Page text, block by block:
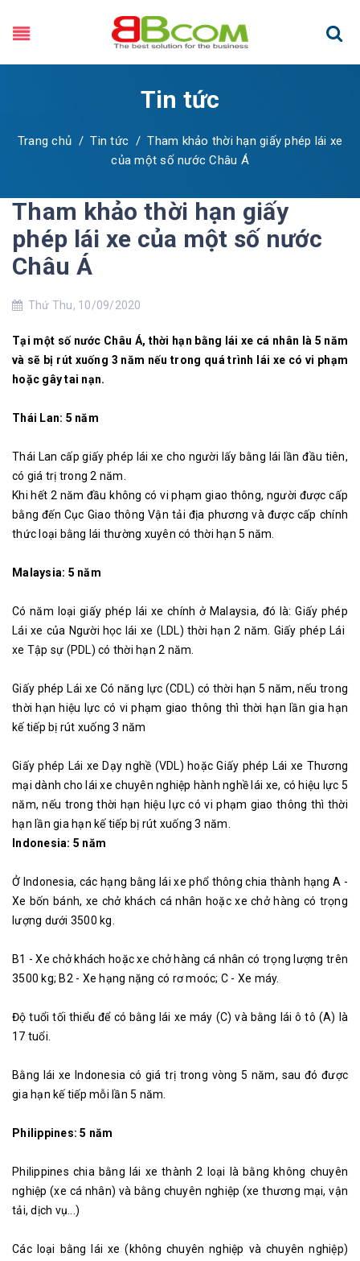
Tin tức
Trang chủ / Tin tức / Tham khảo thời hạn giấy phép lái xe
của một số nước Châu Á
Tham khảo thời hạn giấy
phép lái xe của một số nước
Châu Á
Thứ Thu, 10/09/2020
Tại một số nước Châu Á, thời hạn bằng lái xe cá nhân là 5 năm
và sẽ bị rút xuống 3 năm nếu trong quá trình lái xe có vi phạm
hoặc gây tai nạn.
Thái Lan: 5 năm
Thái Lan cấp giấy phép lái xe cho người lấy bằng lái lần đầu tiên,
có giá trị trong 2 năm.
Khi hết 2 năm đầu không có vi phạm giao thông, người được cấp
bằng đến Cục Giao thông Vận tải địa phương và được cấp chính
thức loại bằng lái thường xuyên có thời hạn 5 năm.
Malaysia: 5 năm
Có năm loại giấy phép lái xe chính ở Malaysia, đó là: Giấy phép
Lái ​​xe của Người học lái xe (LDL) thời hạn 2 năm. Giấy phép Lái ​​
xe Tập sự (PDL) có thời hạn 2 năm.
Giấy phép Lái ​​xe Có năng lực (CDL) có thời hạn 5 năm, nếu trong
thời hạn hiệu lực có vi phạm giao thông thì thời hạn lần gia hạn
kế tiếp bị rút xuống 3 năm
Giấy phép Lái ​​xe Dạy nghề (VDL) hoặc Giấy phép Lái ​​xe Thương
mại dành cho lái xe chuyên nghiệp hành nghề lái xe, có hiệu lực 5
năm, nếu trong thời hạn hiệu lực có vi phạm giao thông thì thời
hạn lần gia hạn kế tiếp bị rút xuống 3 năm.
Indonesia: 5 năm
Ở Indonesia, các hạng bằng lái xe phổ thông chia thành hạng A -
Xe bốn bánh, xe chở khách cá nhân hoặc xe chở hàng có trọng
lượng dưới 3500 kg.
B1 - Xe chở khách hoặc xe chở hàng cá nhân có trọng lượng trên
3500 kg; B2 - Xe hạng nặng có rơ moóc; C - Xe máy.
Độ tuổi tối thiểu để có bằng lái xe máy (C) và bằng lái ô tô (A) là
17 tuổi.
Bằng lái xe Indonesia có giá trị trong vòng 5 năm, sau đó được
gia hạn kế tiếp mỗi lần 5 năm.
Philippines: 5 năm
Philippines chia bằng lái xe thành 2 loại là bằng không chuyên
nghiệp (xe cá nhân) và bằng chuyên nghiệp (xe thương mại, vận
tải, dịch vụ...)
Các loại bằng lái xe (không chuyên nghiệp và chuyên nghiệp)